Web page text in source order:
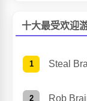
十大最受欢迎
Steal
Rob